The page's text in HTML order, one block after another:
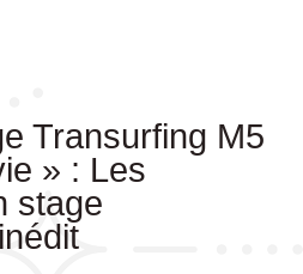
Transurfing M5
» : Les
stage